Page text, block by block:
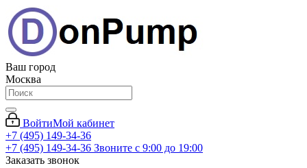
Ваш город
Москва
ВойтиМой кабинет
+7 (495) 149-34-36
+7 (495) 149-34-36 Звоните с 9:00 до 19:00
Заказать звонок